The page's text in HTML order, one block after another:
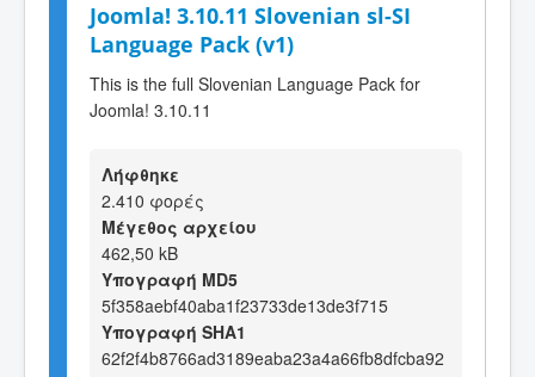
Joomla! 3.10.11 Slovenian sl-SI
Language Pack (v1)
This is the full Slovenian Language Pack for
Joomla! 3.10.11
Λήφθηκε
2.410 φορές
Μέγεθος αρχείου
462,50 kB
Υπογραφή MD5
5f358aebf40aba1f23733de13de3f715
Υπογραφή SHA1
62f2f4b8766ad3189eaba23a4a66fb8dfcba92